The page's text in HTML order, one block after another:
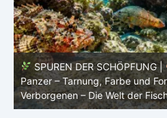
SPUREN DER SCHÖPFUNG |
lebendig – Leben ohne
Leben im Verborgenen – Die